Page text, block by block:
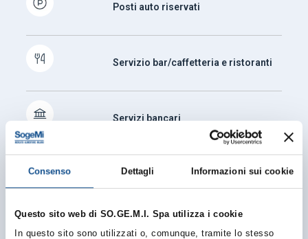
Consenso Dettagli Informazioni sui cookie
Questo sito web di SO.GE.M.I. Spa utilizza i cookie
In questo sito sono utilizzati o, comunque, tramite lo stesso
Posti auto riservati
Servizio bar/caffetteria e ristoranti
Servizi bancari
Assistenza tecnica su richiesta